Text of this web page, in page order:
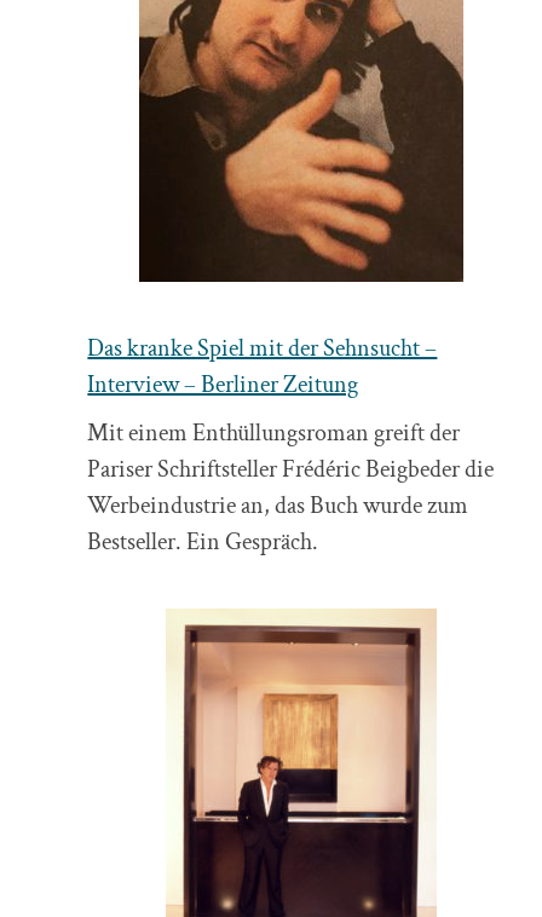
Das kranke Spiel mit der Sehnsucht –
Interview – Berliner Zeitung
Mit einem Enthüllungsroman greift der
Pariser Schriftsteller Frédéric Beigbeder die
Werbeindustrie an, das Buch wurde zum
Bestseller. Ein Gespräch.